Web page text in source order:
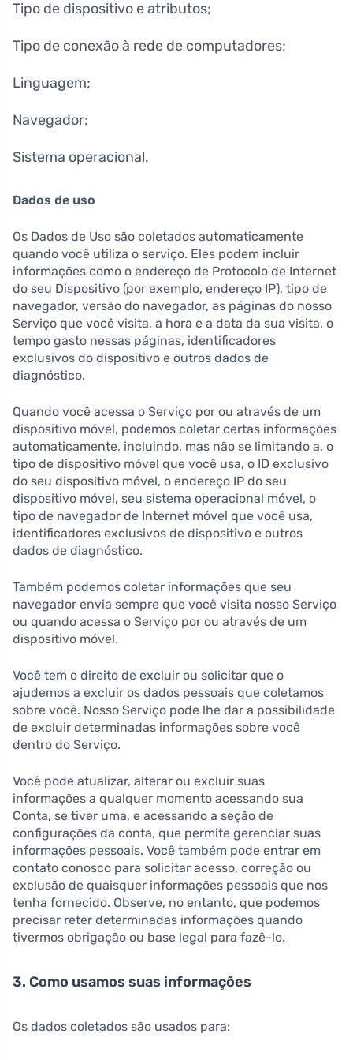
Tipo de dispositivo e atributos;
Tipo de conexão à rede de computadores;
Linguagem;
Navegador;
Sistema operacional.
Dados de uso
Os Dados de Uso são coletados automaticamente
quando você utiliza o serviço. Eles podem incluir
informações como o endereço de Protocolo de Internet
do seu Dispositivo (por exemplo, endereço IP), tipo de
navegador, versão do navegador, as páginas do nosso
Serviço que você visita, a hora e a data da sua visita, o
tempo gasto nessas páginas, identificadores
exclusivos do dispositivo e outros dados de
diagnóstico.
Quando você acessa o Serviço por ou através de um
dispositivo móvel, podemos coletar certas informações
automaticamente, incluindo, mas não se limitando a, o
tipo de dispositivo móvel que você usa, o ID exclusivo
do seu dispositivo móvel, o endereço IP do seu
dispositivo móvel, seu sistema operacional móvel, o
tipo de navegador de Internet móvel que você usa,
identificadores exclusivos de dispositivo e outros
dados de diagnóstico.
Também podemos coletar informações que seu
navegador envia sempre que você visita nosso Serviço
ou quando acessa o Serviço por ou através de um
dispositivo móvel.
Você tem o direito de excluir ou solicitar que o
ajudemos a excluir os dados pessoais que coletamos
sobre você. Nosso Serviço pode lhe dar a possibilidade
de excluir determinadas informações sobre você
dentro do Serviço.
Você pode atualizar, alterar ou excluir suas
informações a qualquer momento acessando sua
Conta, se tiver uma, e acessando a seção de
configurações da conta, que permite gerenciar suas
informações pessoais. Você também pode entrar em
contato conosco para solicitar acesso, correção ou
exclusão de quaisquer informações pessoais que nos
tenha fornecido. Observe, no entanto, que podemos
precisar reter determinadas informações quando
tivermos obrigação ou base legal para fazê-lo.
3. Como usamos suas informações
Os dados coletados são usados para: